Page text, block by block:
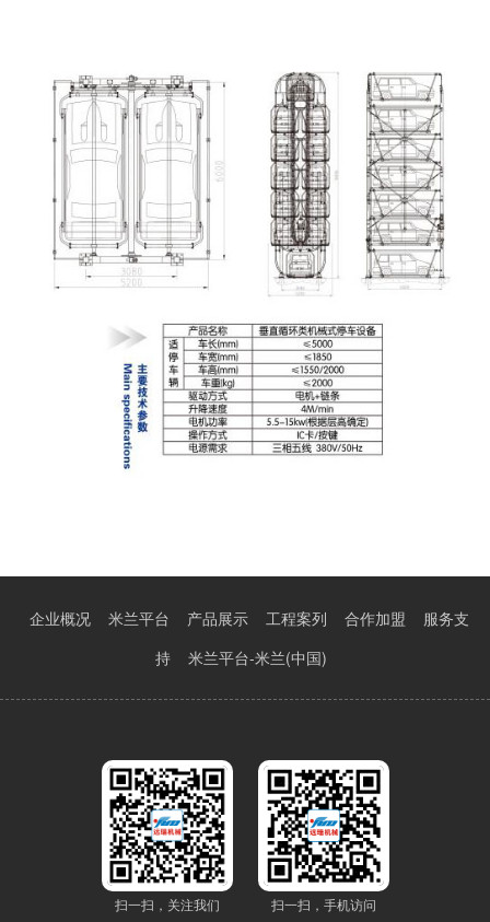
企业概况 米兰平台 产品展示 工程案列 合作加盟
服务支
持
米兰平台-米兰(中国)
扫一扫，关注我们 扫一扫，手机访问